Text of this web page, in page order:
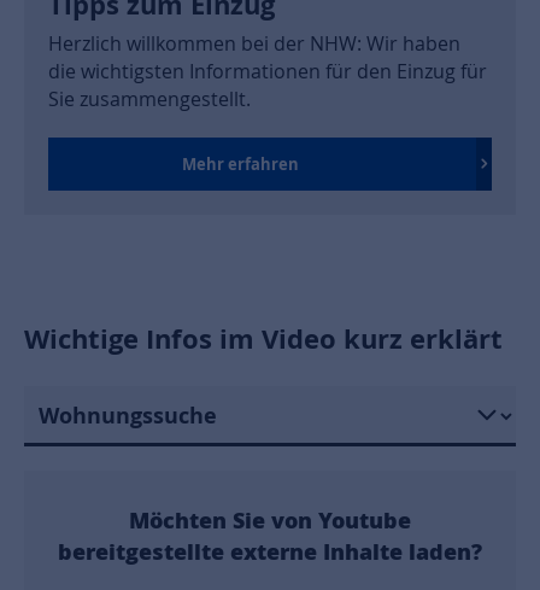
Herzlich willkommen bei der NHW: Wir haben
die wichtigsten Informationen für den Einzug für
Sie zusammengestellt.
Mehr erfahren
Wichtige Infos im Video kurz erklärt
Möchten Sie von Youtube
bereitgestellte externe Inhalte laden?